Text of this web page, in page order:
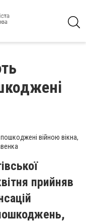
війною вікна,
прийняв